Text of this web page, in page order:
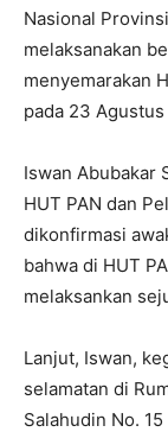
Nasional
melaksanakan
menyemarakan
pada 23
Iswan Abubakar
HUT PAN dan
dikonfirmasi
bahwa di HUT
melaksankan
Lanjut, Iswan,
selamatan di
Salahudin No.